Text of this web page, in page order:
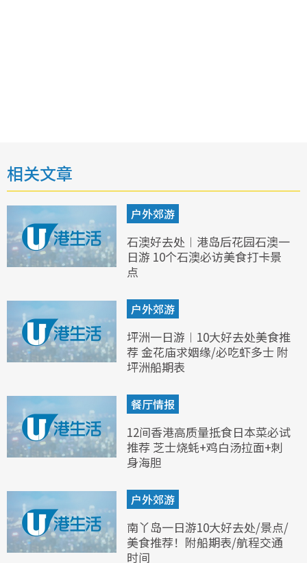
相关文章
户外郊游
石澳好去处︱港岛后花园石澳一
日游 10个石澳必访美食打卡景
点
户外郊游
坪洲一日游︱10大好去处美食推
荐 金花庙求姻缘/必吃虾多士 附
坪洲船期表
餐厅情报
12间香港高质量抵食日本菜必试
推荐 芝士烧蚝+鸡白汤拉面+刺
身海胆
户外郊游
南丫岛一日游10大好去处/景点/
美食推荐！附船期表/航程交通
时间